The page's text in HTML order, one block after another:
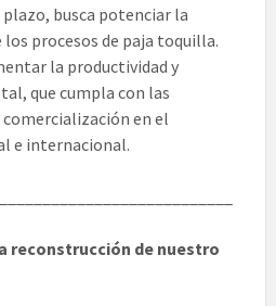
busca potenciar la
procesos de paja toquilla.
la productividad y
que cumpla con las
en el
e internacional.
reconstrucción de nuestro